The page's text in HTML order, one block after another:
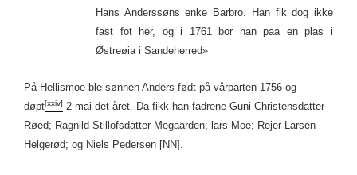
Hans Anderssøns enke Barbro. Han fik dog ikke
fast fot her, og i 1761 bor han paa en plas i
Østreøia i Sandeherred»
På Hellismoe ble sønnen Anders født på vårparten 1756 og
døpt[xxiv] 2 mai det året. Da fikk han fadrene Guni Christensdatter
Røed; Ragnild Stillofsdatter Megaarden; lars Moe; Rejer Larsen
Helgerød; og Niels Pedersen [NN].